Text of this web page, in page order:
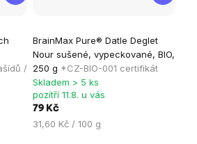
/
BrainMax Pure® Datle Deglet
Nour sušené, vypeckované, BIO,
250 g *CZ-BIO-001 certifikát
hodnocení
produktu
je
5,0
z
5
Skladem > 5 ks
pozítří 11.8. u vás
79 Kč
Měrná
31,60 Kč / 100 g